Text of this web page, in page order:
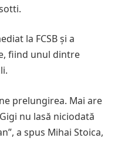
la FCSB și a
fiind unul dintre
prelungirea. Mai are
nu lasă niciodată
a spus Mihai Stoica,